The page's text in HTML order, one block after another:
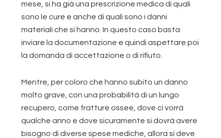
mese, si ha già una prescrizione medica di quali
sono le cure e anche di quali sono i danni
materiali che si hanno. In questo caso basta
inviare la documentazione e quindi aspettare poi
la domanda di accettazione o di rifiuto.
Mentre, per coloro che hanno subito un danno
molto grave, con una probabilità di un lungo
recupero, come fratture ossee, dove ci vorrà
qualche anno e dove sicuramente si dovrà avere
bisogno di diverse spese mediche, allora si deve